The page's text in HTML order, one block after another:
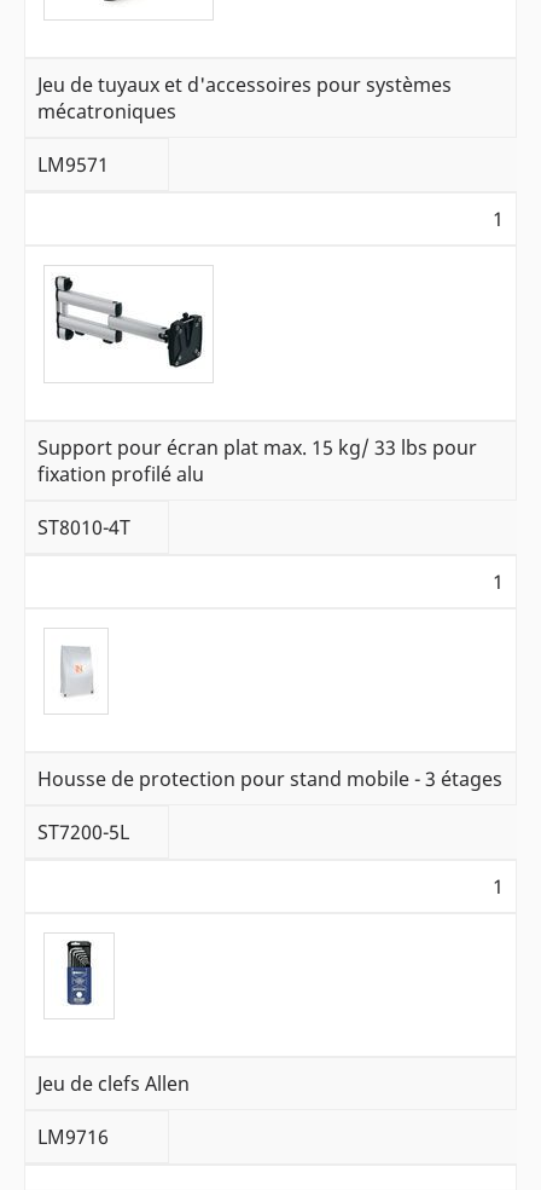
Jeu de tuyaux et d'accessoires pour systèmes
mécatroniques
LM9571
1
Support pour écran plat max. 15 kg/ 33 lbs pour
fixation profilé alu
ST8010-4T
1
Housse de protection pour stand mobile - 3 étages
ST7200-5L
1
Jeu de clefs Allen
LM9716